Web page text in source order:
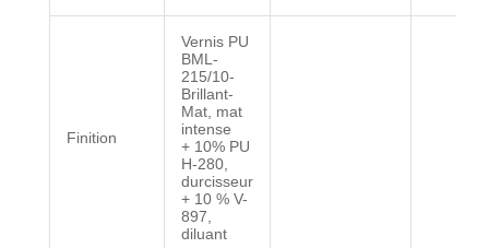
Finition
Vernis PU
BML-
215/10-
Brillant-
Mat, mat
intense
+ 10% PU
H-280,
durcisseur
+ 10 % V-
897,
diluant